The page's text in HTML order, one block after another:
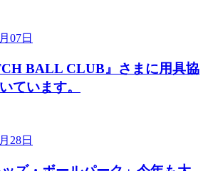
07日
BALL CLUB』さまに用具協
ています。
28日